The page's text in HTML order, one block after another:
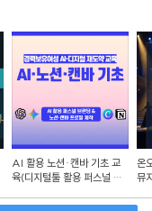
AI 활용 노션·캔바 기초 교
육(디지털툴 활용 퍼스널 브
온
뮤